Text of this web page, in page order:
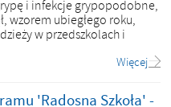
i infekcje grypopodobne,
wzorem ubiegłego roku,
w przedszkolach i
Więcej
'Radosna Szkoła' -